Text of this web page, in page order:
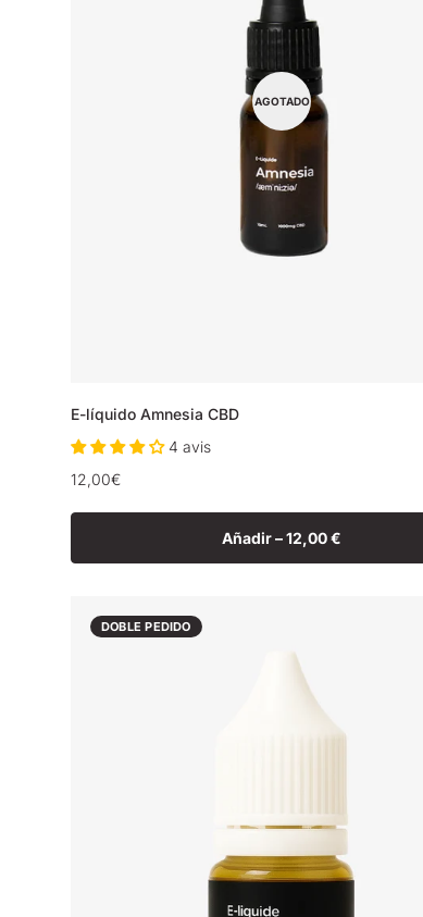
AGOTADO
E-líquido Amnesia CBD
4 avis
Precio
12,00€
Añadir –12,00 €
DOBLE PEDIDO